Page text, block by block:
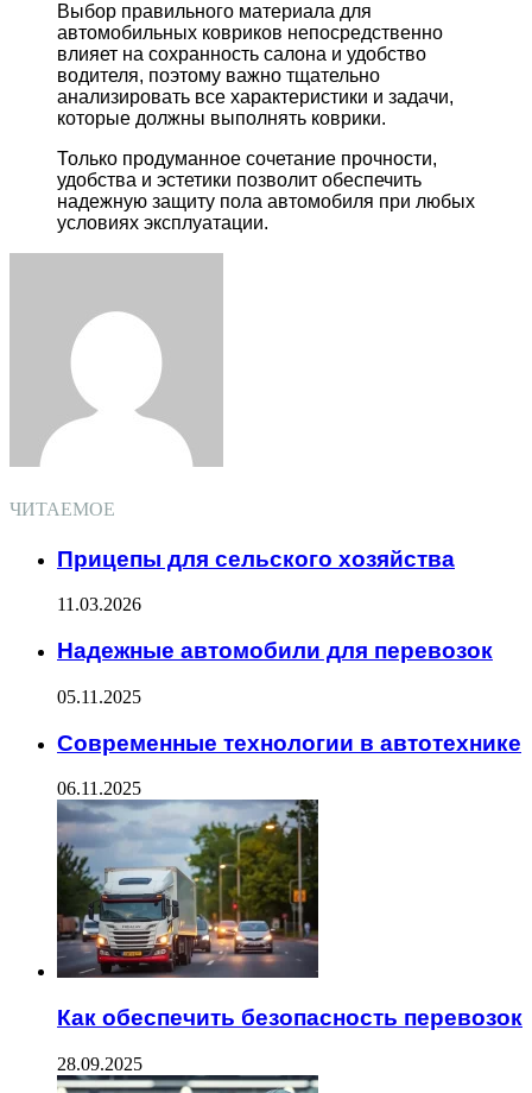
Выбор правильного материала для
автомобильных ковриков непосредственно
влияет на сохранность салона и удобство
водителя, поэтому важно тщательно
анализировать все характеристики и задачи,
которые должны выполнять коврики.
Только продуманное сочетание прочности,
удобства и эстетики позволит обеспечить
надежную защиту пола автомобиля при любых
условиях эксплуатации.
ЧИТАЕМОЕ
Прицепы для сельского хозяйства
11.03.2026
Надежные автомобили для перевозок
05.11.2025
Современные технологии в автотехнике
06.11.2025
Как обеспечить безопасность перевозок
28.09.2025